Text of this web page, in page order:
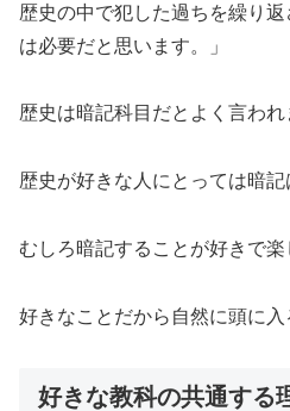
歴史の中で犯した過ちを繰り
は必要だと思います。」
歴史は暗記科目だとよく言われ
歴史が好きな人にとっては暗記
むしろ暗記することが好きで楽
好きなことだから自然に頭に入
好きな教科の共通する